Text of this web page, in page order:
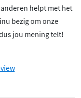
helpt met het
bezig om onze
jou mening telt!